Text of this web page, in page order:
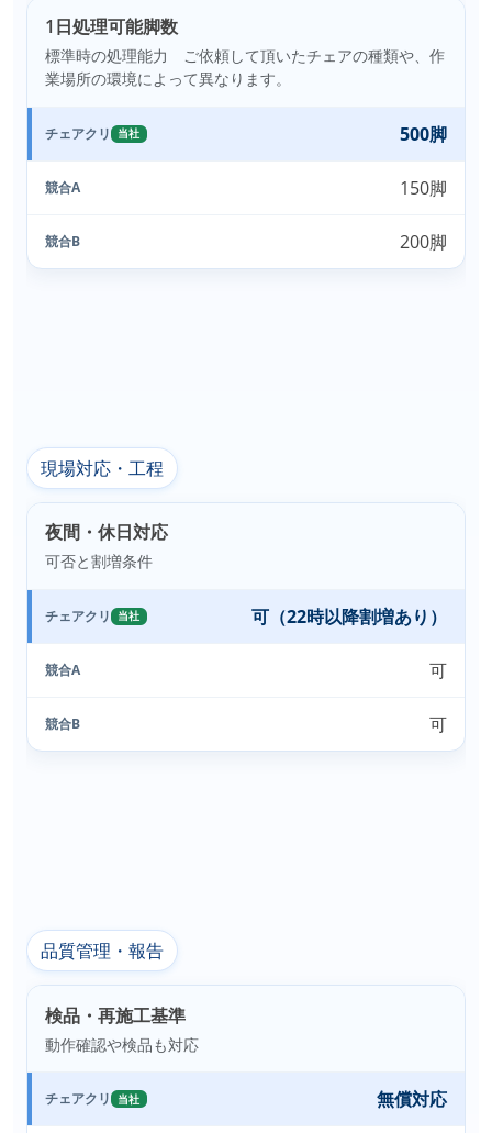
1日処理可能脚数
標準時の処理能力 ご依頼して頂いたチェアの種類や、作
業場所の環境によって異なります。
チェアクリ 当社 500脚
競合A 150脚
競合B 200脚
現場対応・工程
夜間・休日対応
可否と割増条件
チェアクリ 当社 可（22時以降割増あり）
競合A 可
競合B 可
品質管理・報告
検品・再施工基準
動作確認や検品も対応
チェアクリ 当社 無償対応